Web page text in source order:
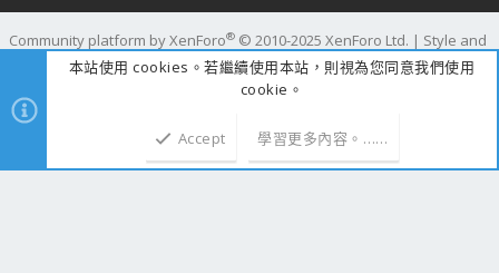
Community platform by XenForo® © 2010-2025 XenForo Ltd. | Style and
add-ons by ThemeHouse
時間 1.0928s
本站使用 cookies。若繼續使用本站，則視為您同意我們使用
cookie。
Accept 學習更多內容。……